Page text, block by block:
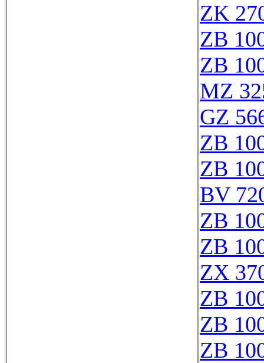
ZK
ZB
ZB
MZ
GZ
ZB
ZB
BV
ZB
ZB
ZX
ZB
ZB
ZB